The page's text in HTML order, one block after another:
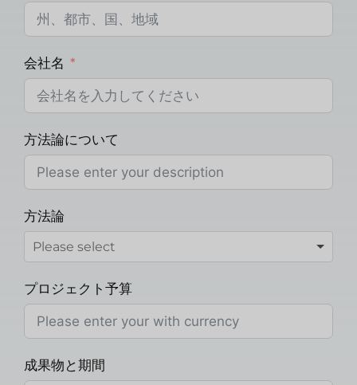
会社名
方法論について
方法論
プロジェクト予算
成果物と期間